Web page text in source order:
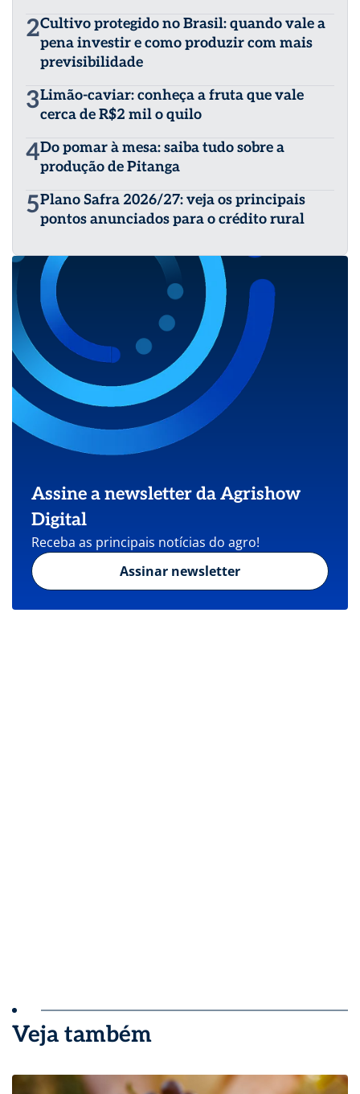
2Cultivo protegido no Brasil: quando vale a
pena investir e como produzir com mais
previsibilidade
3Limão-caviar: conheça a fruta que vale
cerca de R$2 mil o quilo
4Do pomar à mesa: saiba tudo sobre a
produção de Pitanga
5Plano Safra 2026/27: veja os principais
pontos anunciados para o crédito rural
Assine a newsletter da Agrishow
Digital
Receba as principais notícias do agro!
Assinar newsletter
Veja também